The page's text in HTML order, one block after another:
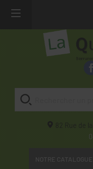
82 Rue de
NOTRE CATALOGUE